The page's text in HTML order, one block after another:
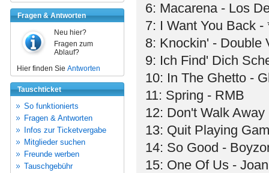
Fragen & Antworten
Neu hier?
Fragen zum
Ablauf?
Hier finden Sie Antworten
Tauschticket
So funktionierts
Fragen & Antworten
Infos zur Ticketvergabe
Mitglieder suchen
Freunde werben
Tauschgebühr
6: Macarena - Los
7: I Want You Back -
8: Knockin' - Double
9: Ich Find' Dich
10: In The Ghetto -
11: Spring - RMB
12: Don't Walk
13: Quit Playing
14: So Good -
15: One Of Us -